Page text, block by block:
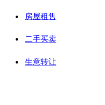
房屋租售
二手买卖
生意转让